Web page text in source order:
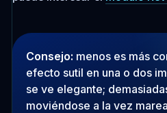
Consejo: menos es más
efecto sutil en una o dos
se ve elegante;
moviéndose a la vez